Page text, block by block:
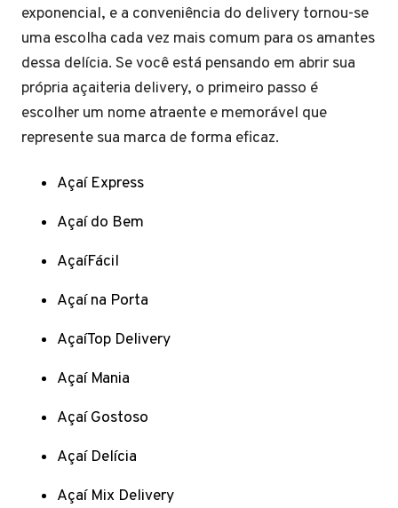
exponencial, e a conveniência do delivery tornou-se
uma escolha cada vez mais comum para os amantes
dessa delícia. Se você está pensando em abrir sua
própria açaiteria delivery, o primeiro passo é
escolher um nome atraente e memorável que
represente sua marca de forma eficaz.
Açaí Express
Açaí do Bem
AçaíFácil
Açaí na Porta
AçaíTop Delivery
Açaí Mania
Açaí Gostoso
Açaí Delícia
Açaí Mix Delivery